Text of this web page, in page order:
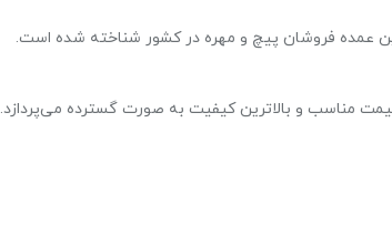
عمده فروشان پیچ و مهره در کشور شناخته شده است.
مناسب و بالاترین کیفیت به صورت گسترده می‌پردازد.